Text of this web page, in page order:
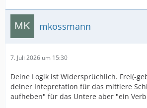
mkossmann
7. Juli 2026 um 15:30
Deine Logik ist Widersprüchlich. Frei(-
deiner Intepretation für das mittlere
aufheben" für das Untere aber "ein